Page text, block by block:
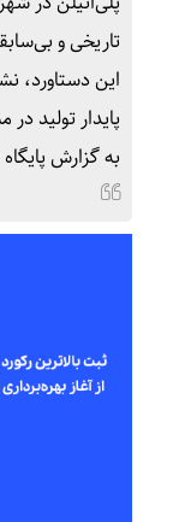
تاریخی و
این دستاورد،
پایدار تولید
به گزارش